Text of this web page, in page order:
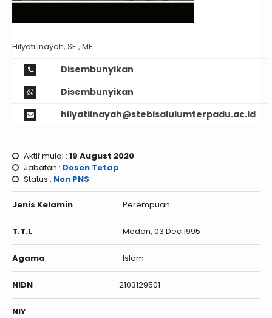
Hilyati Inayah, SE., ME
Disembunyikan
Disembunyikan
hilyatiinayah@stebisalulumterpadu.ac.id
Aktif mulai : 19 August 2020
Jabatan : Dosen Tetap
Status : Non PNS
Jenis Kelamin Perempuan
T.T.L Medan, 03 Dec 1995
Agama Islam
NIDN 2103129501
NIY